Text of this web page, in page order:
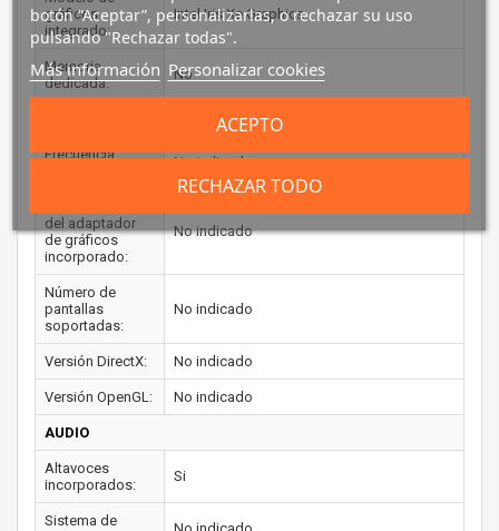
gráficos
integrado:
Intel Iris Xe Graphics
Memoria
dedicada:
No
No indicado
Frecuencia
No indicado
del adaptador
de gráficos
incorporado:
No indicado
Número de
pantallas
soportadas:
No indicado
Versión DirectX: No indicado
Versión OpenGL: No indicado
AUDIO
Altavoces
incorporados:
Si
Sistema de
botón “Aceptar”, personalizarlas, o rechazar su uso
pulsando "Rechazar todas".
Más información Personalizar cookies
RECHAZAR TODO
ACEPTO